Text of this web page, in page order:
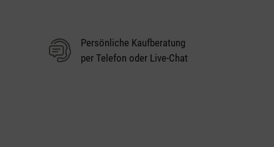
Persönliche Kaufberatung
per Telefon oder Live-Chat